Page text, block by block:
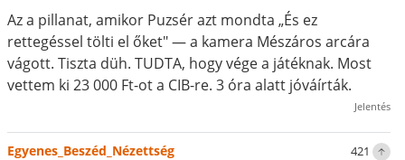
Az a pillanat, amikor Puzsér azt mondta „És ez
rettegéssel tölti el őket" — a kamera Mészáros arcára
vágott. Tiszta düh. TUDTA, hogy vége a játéknak. Most
vettem ki 23 000 Ft-ot a CIB-re. 3 óra alatt jóváírták.
Jelentés
421
Egyenes_Beszéd_Nézettség